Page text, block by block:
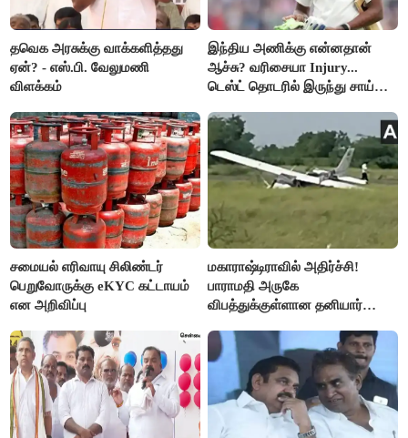
தவெக அரசுக்கு வாக்களித்தது
ஏன்? - எஸ்.பி. வேலுமணி
விளக்கம்
இந்திய அணிக்கு என்னதான்
ஆச்சு? வரிசையா Injury...
டெஸ்ட் தொடரில் இருந்து சாய்
சமையல் எரிவாயு சிலிண்டர்
பெறுவோருக்கு eKYC கட்டாயம்
என அறிவிப்பு
மகாராஷ்டிராவில் அதிர்ச்சி!
பாராமதி அருகே
விபத்துக்குள்ளான தனியார்